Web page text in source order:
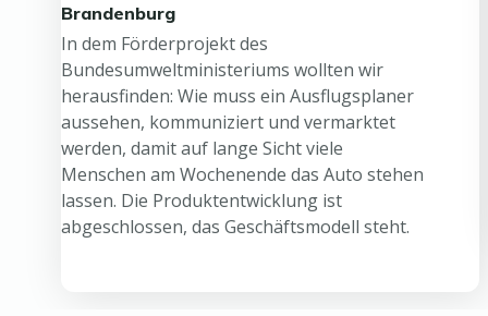
Brandenburg
In dem Förderprojekt des
Bundesumweltministeriums wollten wir
herausfinden: Wie muss ein Ausflugsplaner
aussehen, kommuniziert und vermarktet
werden, damit auf lange Sicht viele
Menschen am Wochenende das Auto stehen
lassen. Die Produktentwicklung ist
abgeschlossen, das Geschäftsmodell steht.